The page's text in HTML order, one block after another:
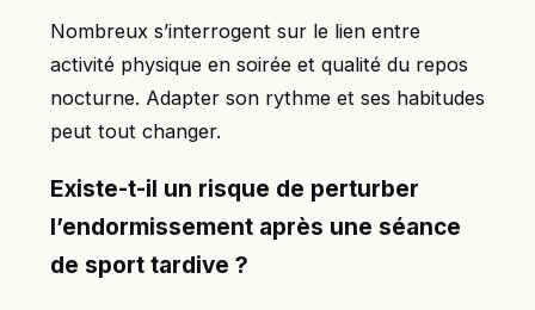
Nombreux s’interrogent sur le lien entre
activité physique en soirée et qualité du repos
nocturne. Adapter son rythme et ses habitudes
peut tout changer.
Existe-t-il un risque de perturber
l’endormissement après une séance
de sport tardive ?